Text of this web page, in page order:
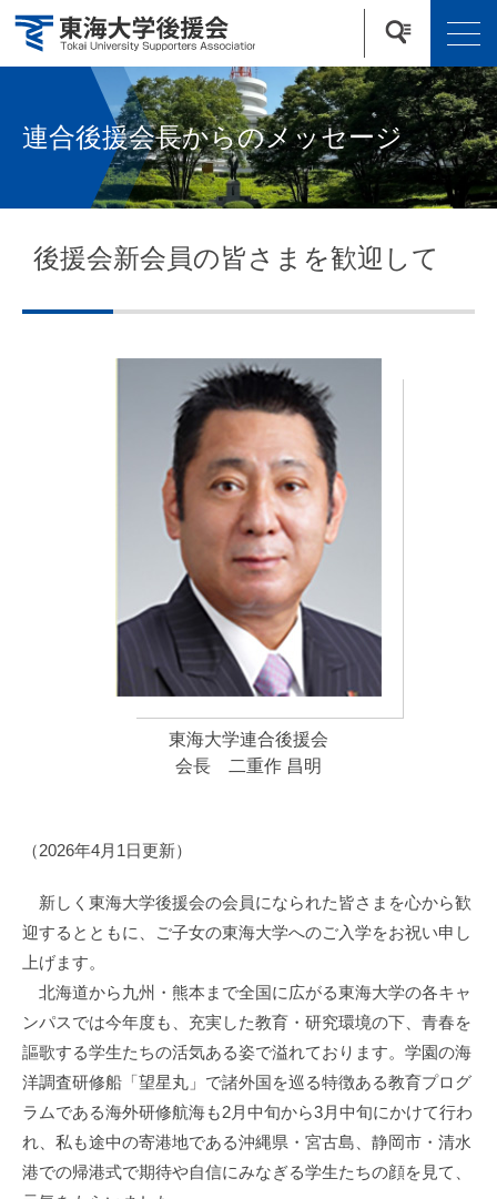
連合後援会長からのメッセージ
後援会新会員の皆さまを歓迎して
東海大学連合後援会
会長 二重作 昌明
（2026年4月1日更新）
新しく東海大学後援会の会員になられた皆さまを心から歓
迎するとともに、ご子女の東海大学へのご入学をお祝い申し
上げます。
北海道から九州・熊本まで全国に広がる東海大学の各キャ
ンパスでは今年度も、充実した教育・研究環境の下、青春を
謳歌する学生たちの活気ある姿で溢れております。学園の海
洋調査研修船「望星丸」で諸外国を巡る特徴ある教育プログ
ラムである海外研修航海も2月中旬から3月中旬にかけて行わ
れ、私も途中の寄港地である沖縄県・宮古島、静岡市・清水
港での帰港式で期待や自信にみなぎる学生たちの顔を見て、